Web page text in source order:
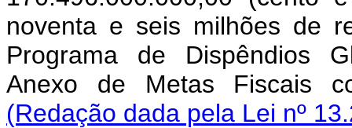
noventa e seis milhões de
Programa de Dispêndios
Anexo de Metas Fiscais
(Redação dada pela Lei nº